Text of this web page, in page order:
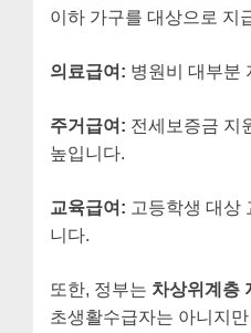
이하 가구를 대상으로 지
의료급여: 병원비 대부분
주거급여: 전세보증금 지
높입니다.
교육급여: 고등학생 대상
니다.
또한, 정부는 차상위계층
초생활수급자는 아니지